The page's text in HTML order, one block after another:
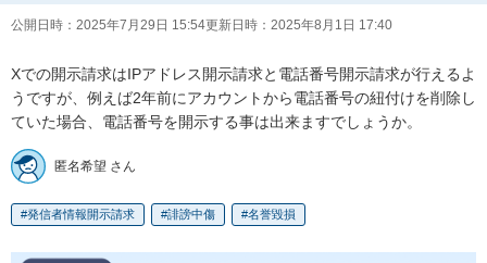
公開日時： 2025年7月29日 15:54更新日時： 2025年8月1日 17:40
Xでの開示請求はIPアドレス開示請求と電話番号開示請求が行えるよ
うですが、例えば2年前にアカウントから電話番号の紐付けを削除し
ていた場合、電話番号を開示する事は出来ますでしょうか。
匿名希望 さん
発信者情報開示請求 誹謗中傷 名誉毀損